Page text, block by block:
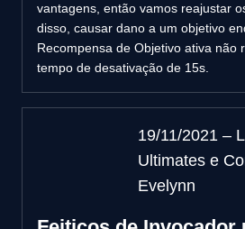
vantagens, então vamos reajustar
disso, causar dano a um objetivo
Recompensa de Objetivo ativa não
tempo de desativação de 15s.
19/11/2021 –
Ultimates e
Evelynn